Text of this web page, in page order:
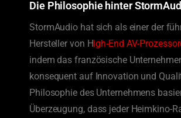
Die Philosophie hinter
StormAudio hat sich als einer der
Hersteller von High-End AV-
indem das französische
konsequent auf Innovation und
Philosophie des Unternehmens
Überzeugung, dass jeder Heimkino-